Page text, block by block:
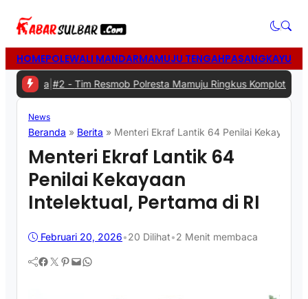
HOMEPOLEWALI MANDARMAMUJU TENGAHPASANGKAYU
#2 -Tim Resmob Polresta Mamuju Ringkus Komplotan Spesialis
News
Beranda » Berita » Menteri Ekraf Lantik 64 Penilai Kekayaan
Menteri Ekraf Lantik 64
Penilai Kekayaan
Intelektual, Pertama di RI
Februari 20, 2026•20 Dilihat•2 Menit membaca
Facebook Twitter Pinterest Mail WhatsApp